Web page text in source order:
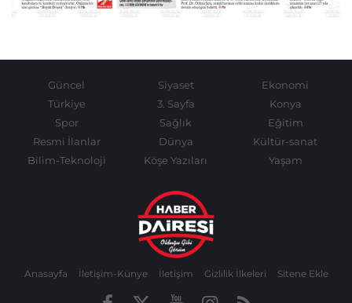
Güncel Siyaset
Ekonomi
Türkiye
3. Sayfa
Konya
Spor
Sağlık
Eğitim
Resmi İlanlar
Dünya
Kültür-sanat
Bilim-Teknoloji
Köşe Yazıları Yaşam
Anasayfa İletişim-Künye İletişim Gizlilik İlkeleri Sitene Ekle